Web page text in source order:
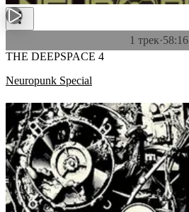
1 трек·58:16
THE DEEPSPACE 4
Neuropunk Special